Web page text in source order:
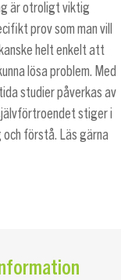
är otroligt viktig
prov som man vill
helt enkelt att
lösa problem. Med
studier påverkas av
stiger i
och förstå. Läs gärna